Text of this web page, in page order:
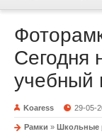
Сегодня
учебный
Koaress 29-05-
Рамки » Школьные